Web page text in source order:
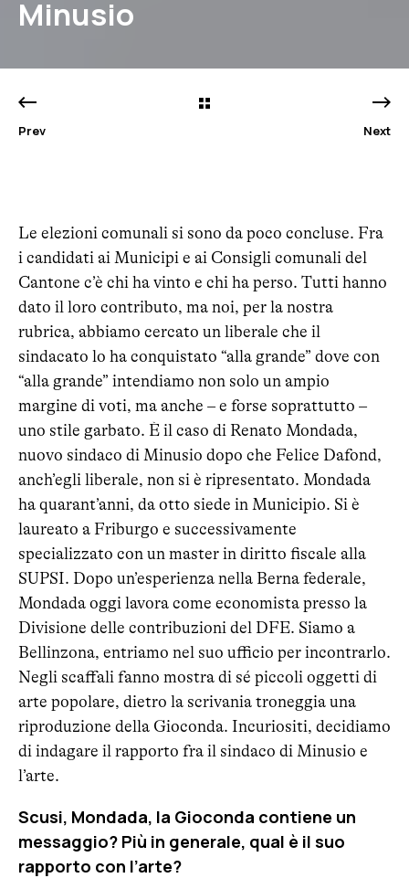
Minusio
Prev Next
Le elezioni comunali si sono da poco concluse. Fra
i candidati ai Municipi e ai Consigli comunali del
Cantone c’è chi ha vinto e chi ha perso. Tutti hanno
dato il loro contributo, ma noi, per la nostra
rubrica, abbiamo cercato un liberale che il
sindacato lo ha conquistato “alla grande” dove con
“alla grande” intendiamo non solo un ampio
margine di voti, ma anche – e forse soprattutto –
uno stile garbato. È il caso di Renato Mondada,
nuovo sindaco di Minusio dopo che Felice Dafond,
anch’egli liberale, non si è ripresentato. Mondada
ha quarant’anni, da otto siede in Municipio. Si è
laureato a Friburgo e successivamente
specializzato con un master in diritto fiscale alla
SUPSI. Dopo un’esperienza nella Berna federale,
Mondada oggi lavora come economista presso la
Divisione delle contribuzioni del DFE. Siamo a
Bellinzona, entriamo nel suo ufficio per incontrarlo.
Negli scaffali fanno mostra di sé piccoli oggetti di
arte popolare, dietro la scrivania troneggia una
riproduzione della Gioconda. Incuriositi, decidiamo
di indagare il rapporto fra il sindaco di Minusio e
l’arte.
Scusi, Mondada, la Gioconda contiene un
messaggio? Più in generale, qual è il suo
rapporto con l’arte?